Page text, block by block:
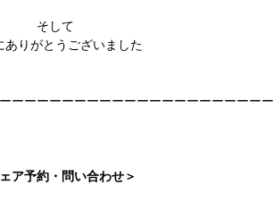
そして
ありがとうございました
ーーーーーーーーーーーーーーーーーーーー
ア予約・問い合わせ＞